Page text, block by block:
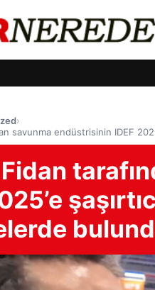
›
savunma endüstrisinin IDEF